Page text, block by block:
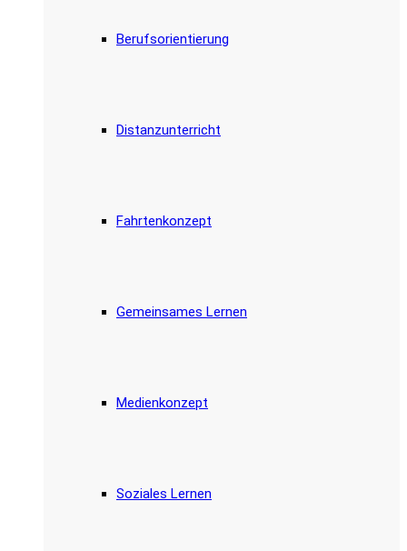
Berufsorientierung
Distanzunterricht
Fahrtenkonzept
Gemeinsames Lernen
Medienkonzept
Soziales Lernen